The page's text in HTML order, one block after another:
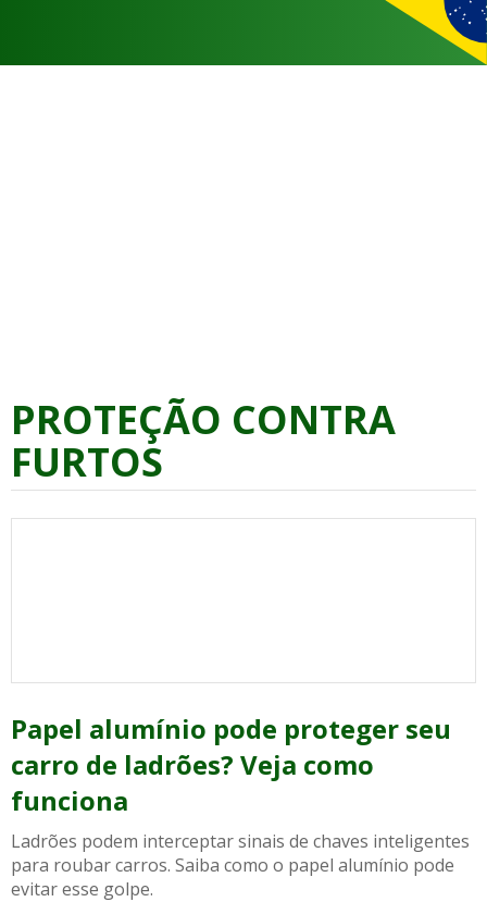
PROTEÇÃO CONTRA
FURTOS
Papel alumínio pode proteger seu
carro de ladrões? Veja como
funciona
Ladrões podem interceptar sinais de chaves inteligentes
para roubar carros. Saiba como o papel alumínio pode
evitar esse golpe.